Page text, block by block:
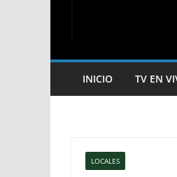
INICIO TV EN
LOCALES